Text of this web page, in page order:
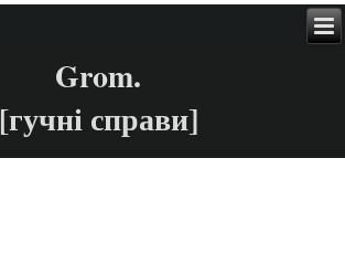
Grom.
[гучні справи]